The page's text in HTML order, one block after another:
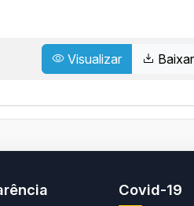
Visualizar
Covid-19